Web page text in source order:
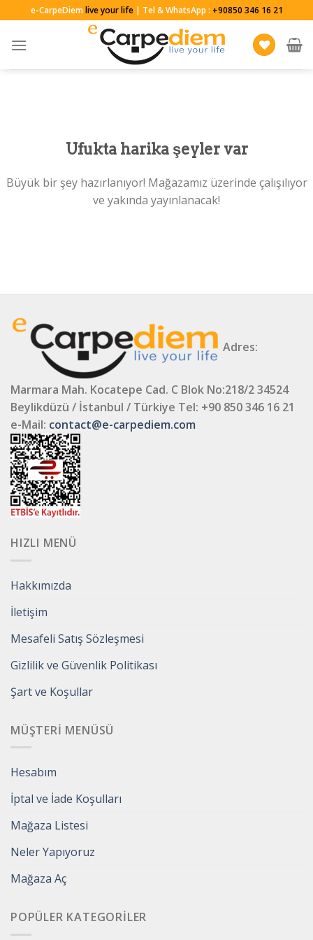
to
content
e-CarpeDiemlive your life| Tel & WhatsApp : +90850 346 16 21
Ufukta harika şeyler var
Büyük bir şey hazırlanıyor! Mağazamız üzerinde çalışılıyor
ve yakında yayınlanacak!
Adres:
Marmara Mah. Kocatepe Cad. C Blok No:218/2 34524
Beylikdüzü / İstanbul / Türkiye Tel: +90 850 346 16 21
e-Mail: contact@e-carpediem.com
HIZLI MENÜ
Hakkımızda
İletişim
Mesafeli Satış Sözleşmesi
Gizlilik ve Güvenlik Politikası
Şart ve Koşullar
MÜŞTERI MENÜSÜ
Hesabım
İptal ve İade Koşulları
Mağaza Listesi
Neler Yapıyoruz
Mağaza Aç
POPÜLER KATEGORILER